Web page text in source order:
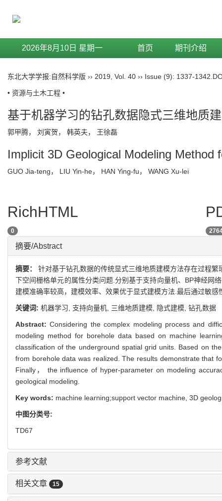
2026年8月10日 星期一 首页 期刊介绍
东北大学学报:自然科学版 ›› 2019 Vol. 40 ›› Issue (9): 1337-1342.
• 资源与土木工程 •
基于机器学习的钻孔数据隐式三维地质
郭甲腾， 刘寅贺， 韩英夫， 王徐磊
Implicit 3D Geological Modeling
GUO Jia-teng， LIU Yin-he， HAN Ying-fu， WANG Xu-lei
RichHTML
0
摘要/Abstract
摘要： 针对基于钻孔数据的传统显式三维地质建模方法存在过程
下空间栅格单元的属性分类问题.分别基于支持向量机、BP神经网
建模准确率较高，建模效率、效果优于显式建模方法.最后通过敏
关键词: 机器学习, 支持向量机, 三维地质建模, 隐式建模, 钻孔数据
Abstract:Considering the complex modeling process and
modeling method for borehole data based on machine
classification of the underground spatial grid units. Based on
from borehole data was realized. The results demonstrate that
Finally， the influence of hyper-parameter on modeling
geological modeling.
Key words: machine learning;support vector machine, 3D
中图分类号:
TD67
参考文献
相关文章 15